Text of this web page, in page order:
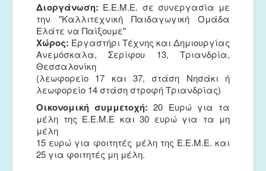
Διοργάνωση: Ε.Ε.Μ.Ε. σε συνεργασία με
την "Καλλιτεχνική Παιδαγωγική Ομάδα
Ελάτε να Παίξουμε"
Χώρος: Εργαστήρι Τέχνης και Δημιουργίας
Ανεμόσκαλα, Σερίφου 13, Τριανδρία,
Θεσσαλονίκη
(λεωφορείο 17 και 37, στάση Νησάκι ή
λεωφορείο 14 στάση στροφή Τριανδρίας)
Οικονομική συμμετοχή: 20 Ευρώ για τα
μέλη της Ε.Ε.Μ.Ε και 30 ευρώ για τα μη
μέλη
15 ευρώ για φοιτητές μέλη της Ε.Ε.Μ.Ε. και
25 για φοιτητές μη μέλη.